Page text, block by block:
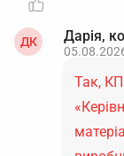
ДК Дарія,
Так, КП